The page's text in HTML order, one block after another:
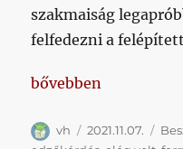
szakmaiság
felfedezni a
„Sokadszorra
bővebben
Szerző
vh Közzétéve
2021.11.07.